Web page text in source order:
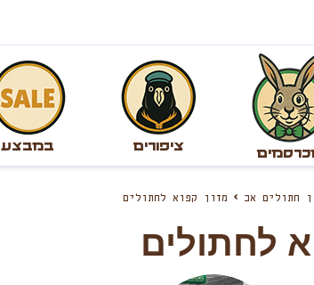
ציפורים במבצע
חתולים אב מזון קפוא לחתולים
לחתולים